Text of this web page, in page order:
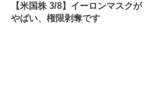
【米国株 3/8】イーロンマスクが
やばい、権限剥奪です